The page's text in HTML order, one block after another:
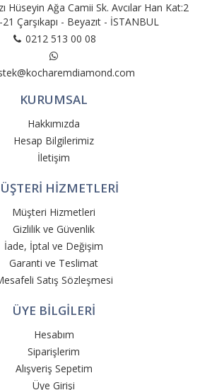
Hüseyin Ağa Camii Sk. Avcılar Han Kat:2
Çarşıkapı - Beyazıt - İSTANBUL
0212 513 00 08
KURUMSAL
Hakkımızda
Hesap Bilgilerimiz
İletişim
HİZMETLERİ
Müşteri Hizmetleri
Gizlilik ve Güvenlik
İade, İptal ve Değişim
Garanti ve Teslimat
Satış Sözleşmesi
ÜYE BİLGİLERİ
Hesabım
Siparişlerim
Alışveriş Sepetim
Üye Girişi